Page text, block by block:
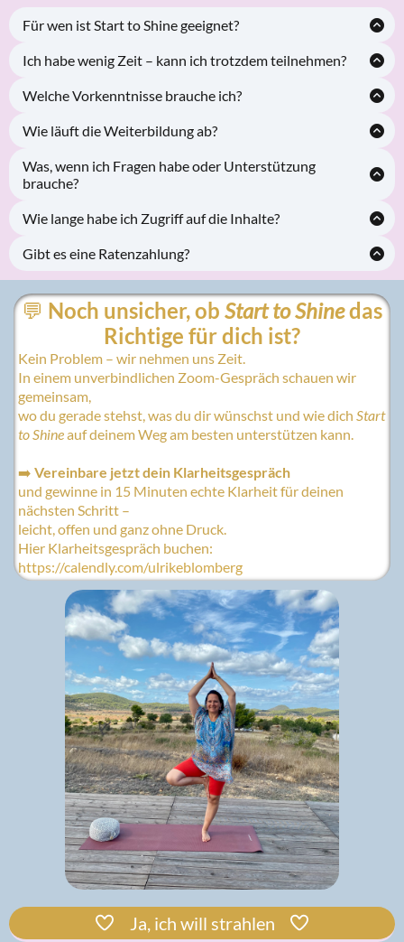
Für wen ist Start to Shine geeignet?
Spiritualität bereichern möchten – authentisch und
Ich habe wenig Zeit – kann ich trotzdem teilnehmen?
Inhalte in deinem eigenen Tempo bearbeiten.
Welche Vorkenntnisse brauche ich?
Ausbildung befinden. Alles Weitere lernst du Schritt für
Wie läuft die Weiterbildung ab?
öffnet sich ein neues Modul mit Videos,
Reflexionsübungen und Meditationen.
Was, wenn ich Fragen habe oder Unterstützung
brauche?
stellen.
Teilnehmern unddirekten E-Mail-Support von mir
du zusätzliche Unterstützung brauchst.
Wie lange habe ich Zugriff auf die Inhalte?
Aufzeichnungen und Bonusmaterialien.
Gibt es eine Ratenzahlung?
💬 Noch unsicher, ob Start to Shinedas
Richtige für dich ist?
Kein Problem – wir nehmen uns Zeit.
In einem unverbindlichen Zoom-Gespräch schauen wir
gemeinsam,
wo du gerade stehst, was du dir wünschst und wie dich Start
to Shineauf deinem Weg am besten unterstützen kann.
➡️ Vereinbare jetzt dein Klarheitsgespräch
und gewinne in 15 Minuten echte Klarheit für deinen
nächsten Schritt –
leicht, offen und ganz ohne Druck.
Hier Klarheitsgespräch buchen:
https://calendly.com/ulrikeblomberg
Ja, ich will strahlen